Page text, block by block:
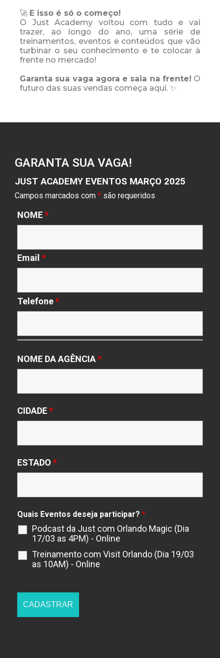
🚀 E isso é só o começo!
O Just Academy voltou com tudo e vai
trazer, ao longo do ano, uma série de
treinamentos, eventos e conteúdos que vão
turbinar o seu conhecimento e te colocar à
frente no mercado!
Garanta sua vaga agora e saia na frente! O
futuro das suas vendas começa aqui. ✨
GARANTA SUA VAGA!
JUST ACADEMY EVENTOS MARÇO 2025
Campos marcados com * são requeridos
NOME*
Email *
Telefone*
NOME DA AGÊNCIA*
CIDADE*
ESTADO *
Quais Eventos deseja participar? *
Podcast da Just com Orlando Magic (Dia
17/03 as 4PM) - Online
Treinamento com Visit Orlando (Dia 19/03
as 10AM) - Online